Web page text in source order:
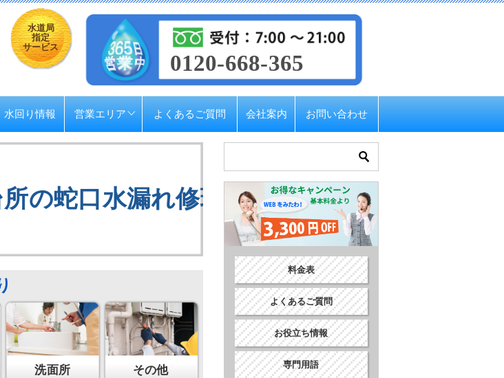
水道局
指定
サービス
0120-668-365
水回り情報 営業エリア よくあるご質問 会社案内 お問い合わせ
の蛇口水漏れ修理を行いました。
洗面所 その他
料金表
よくあるご質問
お役立ち情報
専門用語